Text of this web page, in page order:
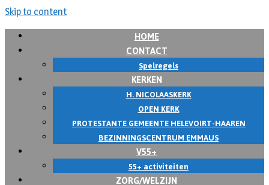
Skip to content
HOME
CONTACT
Spelregels
KERKEN
H. NICOLAASKERK
OPEN KERK
PROTESTANTE GEMEENTE HELEVOIRT-HAAREN
BEZINNINGSCENTRUM EMMAUS
V55+
55+ activiteiten
ZORG/WELZIJN